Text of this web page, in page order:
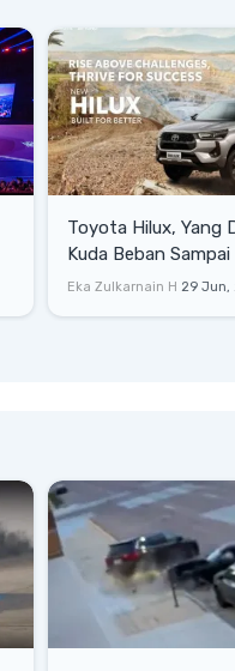
Toyota Hilux, Yang
Kuda Beban
Lifestyle
Eka Zulkarnain H 29 Jun,